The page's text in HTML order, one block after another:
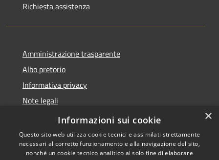
Richiesta assistenza
Amministrazione trasparente
Albo pretorio
Informativa privacy
Note legali
Dichiarazione di accessibilità
×
Informazioni sui cookie
Questo sito web utilizza cookie tecnici e assimilati strettamente
necessari al corretto funzionamento e alla navigazione del sito,
nonché un cookie tecnico analitico al solo fine di elaborare